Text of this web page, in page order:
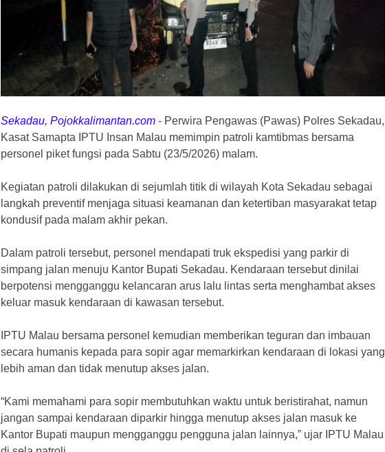
Sekadau, Pojokkalimantan.com - Perwira Pengawas (Pawas) Polres Sekadau,
Kasat Samapta IPTU Insan Malau memimpin patroli kamtibmas bersama
personel piket fungsi pada Sabtu (23/5/2026) malam.
Kegiatan patroli dilakukan di sejumlah titik di wilayah Kota Sekadau sebagai
langkah preventif menjaga situasi keamanan dan ketertiban masyarakat tetap
kondusif pada malam akhir pekan.
Dalam patroli tersebut, personel mendapati truk ekspedisi yang parkir di
simpang jalan menuju Kantor Bupati Sekadau. Kendaraan tersebut dinilai
berpotensi mengganggu kelancaran arus lalu lintas serta menghambat akses
keluar masuk kendaraan di kawasan tersebut.
IPTU Malau bersama personel kemudian memberikan teguran dan imbauan
secara humanis kepada para sopir agar memarkirkan kendaraan di lokasi yang
lebih aman dan tidak menutup akses jalan.
“Kami memahami para sopir membutuhkan waktu untuk beristirahat, namun
jangan sampai kendaraan diparkir hingga menutup akses jalan masuk ke
Kantor Bupati maupun mengganggu pengguna jalan lainnya,” ujar IPTU Malau